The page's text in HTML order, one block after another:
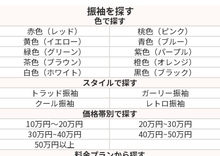
振袖を探す
色で探す
赤色（レッド）
桃色（ピンク）
黄色（イエロー）
青色（ブルー）
緑色（グリーン）
紫色（パープル）
茶色（ブラウン）
橙色（オレンジ）
白色（ホワイト）
黒色（ブラック）
スタイルで探す
トラッド振袖
ガーリー振袖
クール振袖
レトロ振袖
価格帯別で探す
10万円～20万円
20万円~30万円
30万円~40万円
40万円~50万円
50万円以上